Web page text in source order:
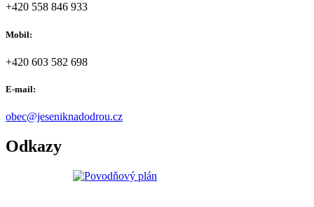
+420 558 846 933
Mobil:
+420 603 582 698
E-mail:
obec@jeseniknadodrou.cz
Odkazy